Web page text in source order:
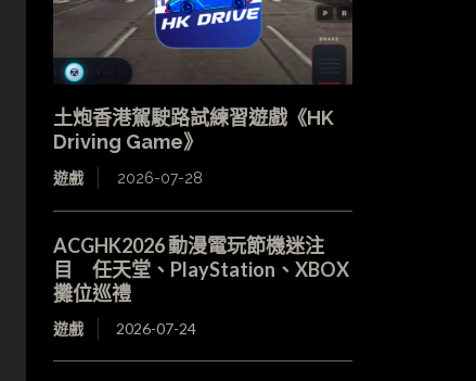
土炮香港駕駛路試練習遊戲《HK
Driving Game》
遊戲 2026-07-28
ACGHK2026 動漫電玩節機迷注
目 任天堂、PlayStation、XBOX
攤位巡禮
遊戲 2026-07-24